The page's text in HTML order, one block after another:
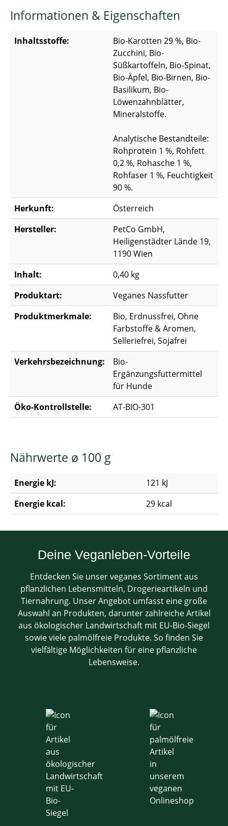
Informationen & Eigenschaften
Inhaltsstoffe:
Bio-Karotten 29 %, Bio-
Zucchini, Bio-
Süßkartoffeln, Bio-Spinat,
Bio-Äpfel, Bio-Birnen, Bio-
Basilikum, Bio-
Löwenzahnblätter,
Mineralstoffe.
Analytische Bestandteile:
Rohprotein 1 %, Rohfett
0,2 %, Rohasche 1 %,
Rohfaser 1 %, Feuchtigkeit
90 %.
Herkunft:
Österreich
Hersteller:
PetCo GmbH,
Heiligenstädter Lände 19,
1190 Wien
Inhalt:
0,40 kg
Produktart:
Veganes Nassfutter
Produktmerkmale:
Bio, Erdnussfrei, Ohne
Farbstoffe & Aromen,
Selleriefrei, Sojafrei
Verkehrsbezeichnung:
Bio-
Ergänzungsfuttermittel
für Hunde
Öko-Kontrollstelle:
AT-BIO-301
Nährwerte ø 100 g
Energie kJ:
121 kJ
Energie kcal:
29 kcal
Deine Veganleben-Vorteile
Entdecken Sie unser veganes Sortiment aus
pflanzlichen Lebensmitteln, Drogerieartikeln und
Tiernahrung. Unser Angebot umfasst eine große
Auswahl an Produkten, darunter zahlreiche Artikel
aus ökologischer Landwirtschaft mit EU-Bio-Siegel
sowie viele palmölfreie Produkte. So finden Sie
vielfältige Möglichkeiten für eine pflanzliche
Lebensweise.